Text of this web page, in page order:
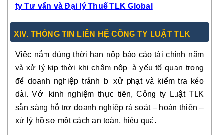
ty Tư vấn và Đại lý Thuế TLK Global
XIV. THÔNG TIN LIÊN HỆ CÔNG TY LUẬT TLK
Việc nắm đúng thời hạn nộp báo cáo tài chính năm
và xử lý kịp thời khi chậm nộp là yếu tố quan trọng
để doanh nghiệp tránh bị xử phạt và kiểm tra kéo
dài. Với kinh nghiệm thực tiễn, Công ty Luật TLK
sẵn sàng hỗ trợ doanh nghiệp rà soát – hoàn thiện –
xử lý hồ sơ một cách an toàn, hiệu quả.